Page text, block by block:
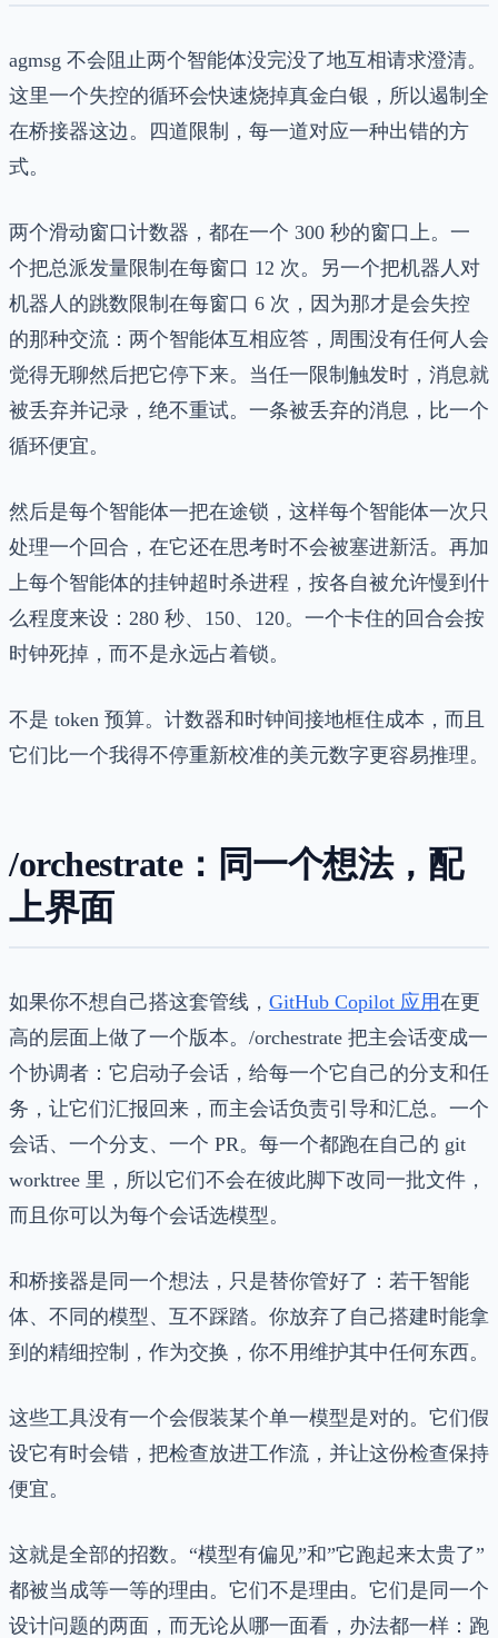
agmsg 不会阻止两个智能体没完没了地互相请求澄清。
这里一个失控的循环会快速烧掉真金白银，所以遏制全
在桥接器这边。四道限制，每一道对应一种出错的方
式。
两个滑动窗口计数器，都在一个 300 秒的窗口上。一
个把总派发量限制在每窗口 12 次。另一个把机器人对
机器人的跳数限制在每窗口 6 次，因为那才是会失控
的那种交流：两个智能体互相应答，周围没有任何人会
觉得无聊然后把它停下来。当任一限制触发时，消息就
被丢弃并记录，绝不重试。一条被丢弃的消息，比一个
循环便宜。
然后是每个智能体一把在途锁，这样每个智能体一次只
处理一个回合，在它还在思考时不会被塞进新活。再加
上每个智能体的挂钟超时杀进程，按各自被允许慢到什
么程度来设：280 秒、150、120。一个卡住的回合会按
时钟死掉，而不是永远占着锁。
不是 token 预算。计数器和时钟间接地框住成本，而且
它们比一个我得不停重新校准的美元数字更容易推理。
/orchestrate：同一个想法，配
上界面
如果你不想自己搭这套管线， GitHub Copilot 应用在更
高的层面上做了一个版本。/orchestrate 把主会话变成一
个协调者：它启动子会话，给每一个它自己的分支和任
务，让它们汇报回来，而主会话负责引导和汇总。一个
会话、一个分支、一个 PR。每一个都跑在自己的 git
worktree 里，所以它们不会在彼此脚下改同一批文件，
而且你可以为每个会话选模型。
和桥接器是同一个想法，只是替你管好了：若干智能
体、不同的模型、互不踩踏。你放弃了自己搭建时能拿
到的精细控制，作为交换，你不用维护其中任何东西。
这些工具没有一个会假装某个单一模型是对的。它们假
设它有时会错，把检查放进工作流，并让这份检查保持
便宜。
这就是全部的招数。“模型有偏见”和”它跑起来太贵了”
都被当成等一等的理由。它们不是理由。它们是同一个
设计问题的两面，而无论从哪一面看，办法都一样：跑